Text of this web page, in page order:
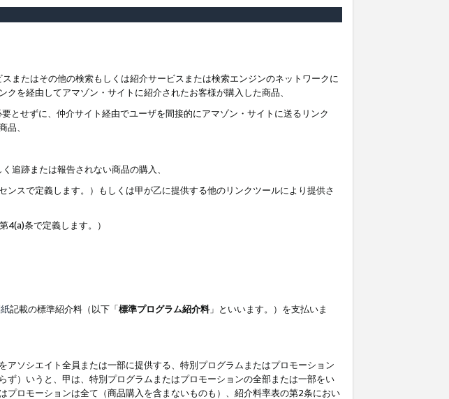
またはその他の検索もしくは紹介サービスまたは検索エンジンのネットワークに
クを経由してアマゾン・サイトに紹介されたお客様が購入した商品、
とせずに、仲介サイト経由でユーザを間接的にアマゾン・サイトに送るリンク
品、
追跡または報告されない商品の購入、
スで定義します。）もしくは甲が乙に提供する他のリンクツールにより提供さ
4(a)条で定義します。）
記載の標準紹介料（以下「標準プログラム紹介料」といいます。）を支払いま
アソシエイト全員または一部に提供する、特別プログラムまたはプロモーション
）いうと、甲は、特別プログラムまたはプロモーションの全部または一部をい
ロモーションは全て（商品購入を含まないものも）、紹介料率表の第2条におい